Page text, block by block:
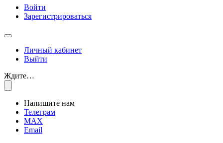
Войти
Зарегистрироваться
Личный кабинет
Выйти
Ждите…
Напишите нам
Телеграм
MAX
Email